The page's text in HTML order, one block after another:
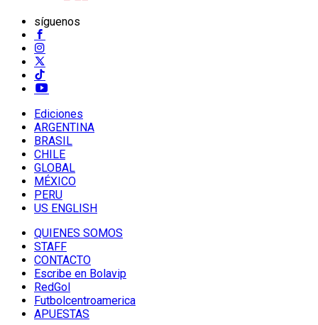
síguenos
Ediciones
ARGENTINA
BRASIL
CHILE
GLOBAL
MÉXICO
PERU
US ENGLISH
QUIENES SOMOS
STAFF
CONTACTO
Escribe en Bolavip
RedGol
Futbolcentroamerica
APUESTAS